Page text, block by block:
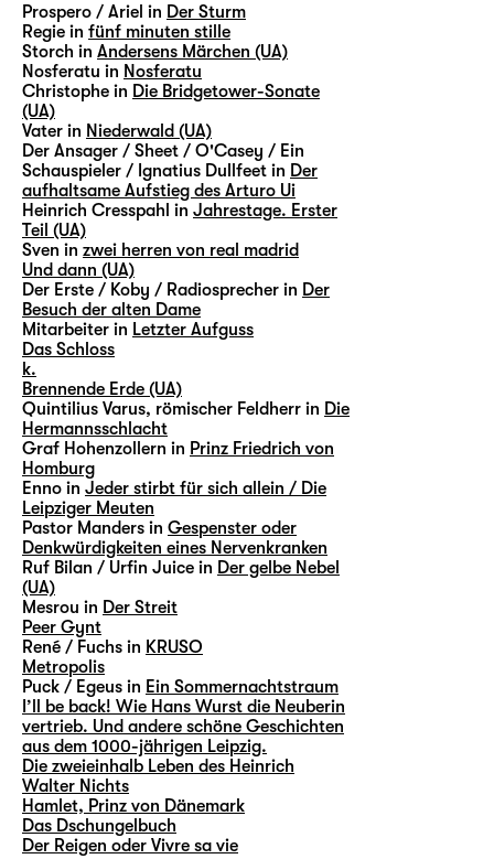
Prospero / Ariel in Der Sturm
Regie in fünf minuten stille
Storch in Andersens Märchen (UA)
Nosferatu in Nosferatu
Christophe in Die Bridgetower-Sonate
(UA)
Vater in Niederwald (UA)
Der Ansager / Sheet / O'Casey / Ein
Schauspieler / Ignatius Dullfeet in Der
aufhaltsame Aufstieg des Arturo Ui
Heinrich Cresspahl in Jahrestage. Erster
Teil (UA)
Sven in zwei herren von real madrid
Und dann (UA)
Der Erste / Koby / Radiosprecher in Der
Besuch der alten Dame
Mitarbeiter in Letzter Aufguss
Das Schloss
k.
Brennende Erde (UA)
Quintilius Varus, römischer Feldherr in Die
Hermannsschlacht
Graf Hohenzollern in Prinz Friedrich von
Homburg
Enno in Jeder stirbt für sich allein / Die
Leipziger Meuten
Pastor Manders in Gespenster oder
Denkwürdigkeiten eines Nervenkranken
Ruf Bilan / Urfin Juice in Der gelbe Nebel
(UA)
Mesrou in Der Streit
Peer Gynt
René / Fuchs in KRUSO
Metropolis
Puck / Egeus in Ein Sommernachtstraum
I’ll be back! Wie Hans Wurst die Neuberin
vertrieb. Und andere schöne Geschichten
aus dem 1000-jährigen Leipzig.
Die zweieinhalb Leben des Heinrich
Walter Nichts
Hamlet, Prinz von Dänemark
Das Dschungelbuch
Der Reigen oder Vivre sa vie